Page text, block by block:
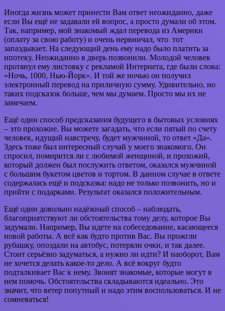
Иногда жизнь может принести Вам ответ неожиданно, даже
если Вы ещё не задавали ей вопрос, а просто думали об этом.
Так, например, мой знакомый ждал перевода из Америки
(оплату за свою работу) и очень нервничал, что тот
запаздывает. На следующий день ему надо было платить за
ипотеку. Неожиданно в дверь позвонили. Молодой человек
протянул ему листовку с рекламой Интернета, где были слова:
«Ночь, 1000, Нью-Йорк». И той же ночью он получил
электронный перевод на приличную сумму. Удивительно, но
таких подсказок больше, чем мы думаем. Просто мы их не
замечаем.
Ещё один способ предсказания будущего в бытовых условиях
– это прохожие. Вы можете загадать, что если пятый по счету
человек, идущий навстречу, будет мужчиной, то ответ «Да».
Здесь тоже был интересный случай у моего знакомого. Он
спросил, помирится ли с любимой женщиной, и прохожий,
который должен был послужить ответом, оказался мужчиной
с большим букетом цветов и тортом. В данном случае в ответе
содержалась ещё и подсказка: надо не только позвонить, но и
прийти с подарками. Результат оказался положительным.
Ещё один довольно надёжный способ – наблюдать,
благоприятствуют ли обстоятельства тому делу, которое Вы
задумали. Например, Вы идете на собеседование, касающееся
новой работы. А всё как будто против Вас. Вы прожгли
рубашку, опоздали на автобус, потеряли очки, и так далее.
Стоит серьёзно задуматься, а нужно ли идти? И наоборот, Вам
не хочется делать какое-то дело. А всё вокруг будто
подталкивает Вас к нему. Звонят знакомые, которые могут в
нем помочь. Обстоятельства складываются идеально. Это
значит, что ветер попутный и надо этим воспользоваться. И не
сомневаться!